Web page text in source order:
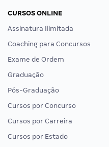
CURSOS ONLINE
Assinatura Ilimitada
Coaching para Concursos
Exame de Ordem
Graduação
Pós-Graduação
Cursos por Concurso
Cursos por Carreira
Cursos por Estado